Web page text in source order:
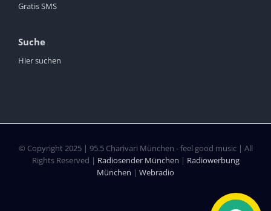
Gratis SMS
Suche
Hier suchen
© Copyright 2025 | 95.5 Charivari München - feel good music | All
Rights Reserved | Radiosender München | Radiowerbung
München | Webradio